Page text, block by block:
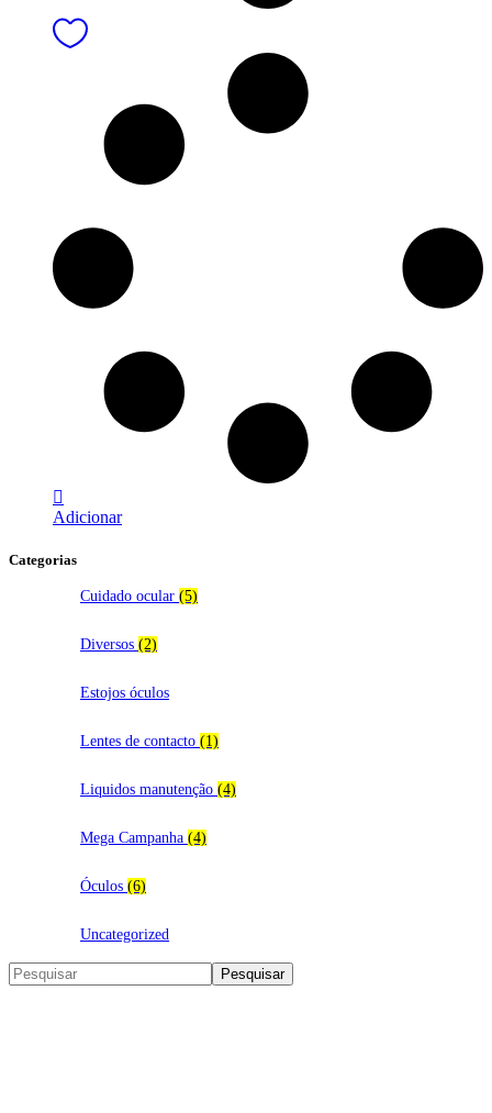
Adicionar
Categorias
Cuidado ocular (5)
Diversos (2)
Estojos óculos
Lentes de contacto (1)
Liquidos manutenção (4)
Mega Campanha (4)
Óculos (6)
Uncategorized
Search Pesquisar